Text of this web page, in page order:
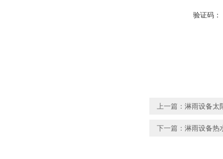
验证码：
上一篇： 淋雨设备太
下一篇： 淋雨设备热